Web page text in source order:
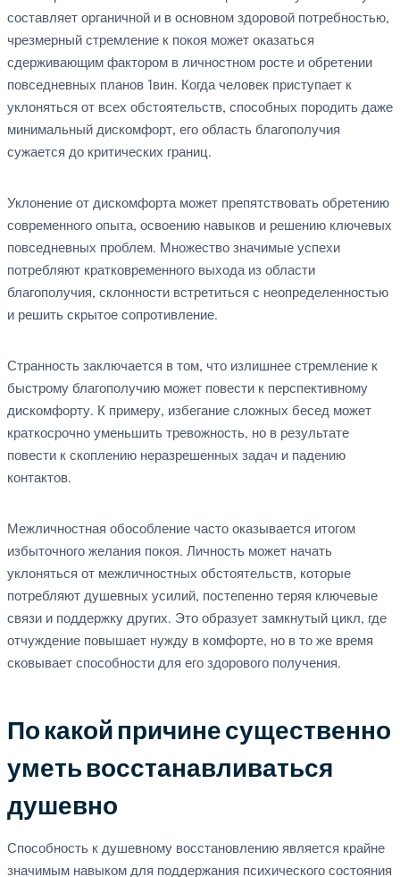
составляет органичной и в основном здоровой потребностью,
чрезмерный стремление к покоя может оказаться
сдерживающим фактором в личностном росте и обретении
повседневных планов 1вин. Когда человек приступает к
уклоняться от всех обстоятельств, способных породить даже
минимальный дискомфорт, его область благополучия
сужается до критических границ.
Уклонение от дискомфорта может препятствовать обретению
современного опыта, освоению навыков и решению ключевых
повседневных проблем. Множество значимые успехи
потребляют кратковременного выхода из области
благополучия, склонности встретиться с неопределенностью
и решить скрытое сопротивление.
Странность заключается в том, что излишнее стремление к
быстрому благополучию может повести к перспективному
дискомфорту. К примеру, избегание сложных бесед может
краткосрочно уменьшить тревожность, но в результате
повести к скоплению неразрешенных задач и падению
контактов.
Межличностная обособление часто оказывается итогом
избыточного желания покоя. Личность может начать
уклоняться от межличностных обстоятельств, которые
потребляют душевных усилий, постепенно теряя ключевые
связи и поддержку других. Это образует замкнутый цикл, где
отчуждение повышает нужду в комфорте, но в то же время
сковывает способности для его здорового получения.
По какой причине существенно
уметь восстанавливаться
душевно
Способность к душевному восстановлению является крайне
значимым навыком для поддержания психического состояния